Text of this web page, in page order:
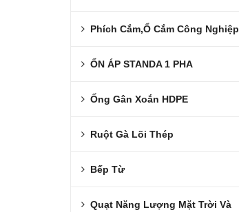
Phích Cắm,Ổ Cắm Công Nghiệp
ỔN ÁP STANDA 1 PHA
Ống Gân Xoắn HDPE
Ruột Gà Lõi Thép
Bếp Từ
Quạt Năng Lượng Mặt Trời Và